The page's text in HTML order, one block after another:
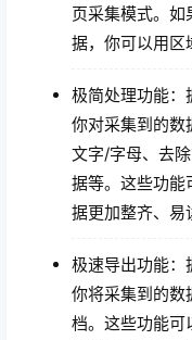
页采集模式。
据，你可以用区
极简处理功能：
你对采集到的数
文字/字母、去
据等。这些功能
据更加整齐、易
极速导出功能：
你将采集到的数
档。这些功能可